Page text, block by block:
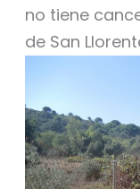
no tiene
de San